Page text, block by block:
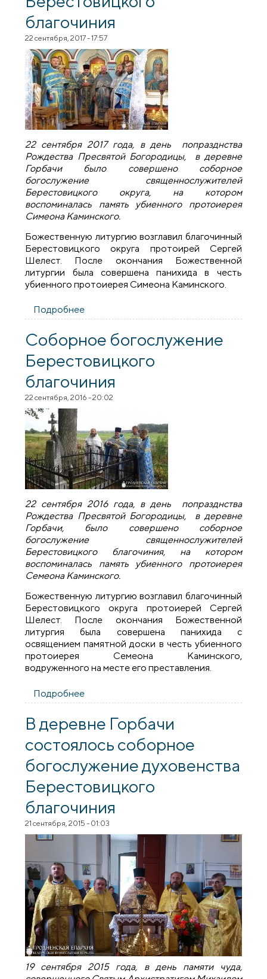
благочиния
22 сентября, 2017 - 17:57
22 сентября 2017 года, в день попразднства
Рождества Пресвятой Богородицы, в деревне
Горбачи было совершено соборное
богослужение священнослужителей
Берестовицкого округа, на котором
воспоминалась память убиенного протоиерея
Симеона Каминского.
Божественную литургию возглавил благочинный
Берестовицкого округа протоирей Сергей
Шелест. После окончания Божественной
литургии была совершена панихида в честь
убиенного протоиерея Симеона Каминского.
Подробнее
соборное богослужение духовенства
Берестовицкого благочиния
Соборное богослужение
Берестовицкого
благочиния
22 сентября, 2016 - 20:02
22 сентября 2016 года, в день попразднства
Рождества Пресвятой Богородицы, в деревне
Горбачи, было совершено соборное
богослужение священнослужителей
Берестовицкого благочиния, на котором
воспоминалась память убиенного протоиерея
Семеона Каминского.
Божественную литургию возглавил благочинный
Берестовицкого округа протоиерей Сергей
Шелест. После окончания Божественной
литургия была совершена панихида с
освящением памятной доски в честь убиенного
протоиерея Семеона Каминского,
водруженного на месте его преставления.
Подробнее
Берестовицкого благочиния
В деревне Горбачи
состоялось соборное
богослужение духовенства
Берестовицкого
благочиния
21 сентября, 2015 - 01:03
19 сентября 2015 года, в день памяти чуда,